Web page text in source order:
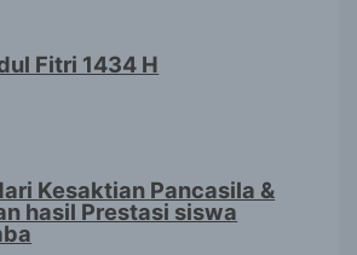
Fitri 1434 H
Kesaktian Pancasila &
hasil Prestasi siswa